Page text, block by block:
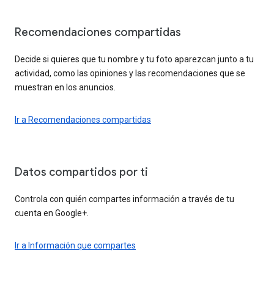
Recomendaciones compartidas
Decide si quieres que tu nombre y tu foto aparezcan junto a tu
actividad, como las opiniones y las recomendaciones que se
muestran en los anuncios.
Ir a Recomendaciones compartidas
Datos compartidos por ti
Controla con quién compartes información a través de tu
cuenta en Google+.
Ir a Información que compartes